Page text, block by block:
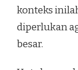
konteks
diperlukan
besar.